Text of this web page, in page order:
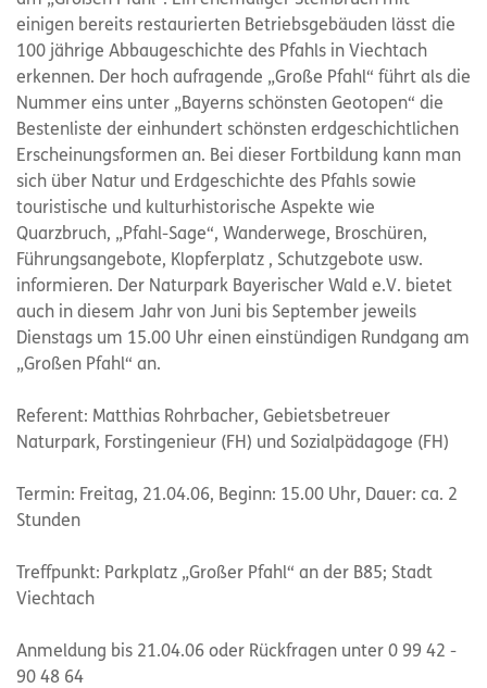
einigen bereits restaurierten Betriebsgebäuden lässt die
100 jährige Abbaugeschichte des Pfahls in Viechtach
erkennen. Der hoch aufragende „Große Pfahl“ führt als die
Nummer eins unter „Bayerns schönsten Geotopen“ die
Bestenliste der einhundert schönsten erdgeschichtlichen
Erscheinungsformen an. Bei dieser Fortbildung kann man
sich über Natur und Erdgeschichte des Pfahls sowie
touristische und kulturhistorische Aspekte wie
Quarzbruch, „Pfahl-Sage“, Wanderwege, Broschüren,
Führungsangebote, Klopferplatz , Schutzgebote usw.
informieren. Der Naturpark Bayerischer Wald e.V. bietet
auch in diesem Jahr von Juni bis September jeweils
Dienstags um 15.00 Uhr einen einstündigen Rundgang am
„Großen Pfahl“ an.
Referent: Matthias Rohrbacher, Gebietsbetreuer
Naturpark, Forstingenieur (FH) und Sozialpädagoge (FH)
Termin: Freitag, 21.04.06, Beginn: 15.00 Uhr, Dauer: ca. 2
Stunden
Treffpunkt: Parkplatz „Großer Pfahl“ an der B85; Stadt
Viechtach
Anmeldung bis 21.04.06 oder Rückfragen unter 0 99 42 -
90 48 64